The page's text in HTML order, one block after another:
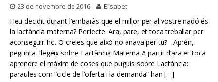
23 de novembre de 2016 Elisabet
Heu decidit durant l’embaràs que el millor per al vostre nadó és
la lactància materna? Perfecte. Ara, pare, et toca treballar per
aconseguir-ho. O creies que això no anava per tu? Aprèn,
pegunta, llegeix sobre Lactància Materna A partir d’ara et toca
aprendre el màxim de coses que puguis sobre Lactància:
paraules com “cicle de l’oferta i la demanda” han […]